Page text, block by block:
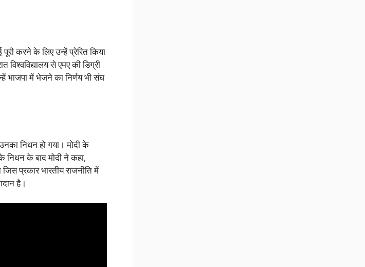
करने के लिए उन्हें प्रेरित किया
विश्वविद्यालय से एमए की डिग्री
भाजपा में भेजने का निर्णय भी संघ
निधन हो गया। मोदी के
निधन के बाद मोदी ने कहा,
प्रकार भारतीय राजनीति में
है।